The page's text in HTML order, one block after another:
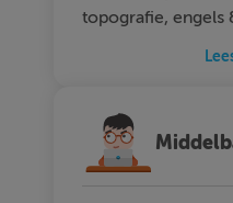
topografie, engels